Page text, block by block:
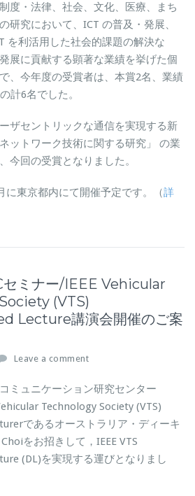
度・法律、社会、文化、医療、まち
研究において、ICT の普及・発展、
を利活用した社会的課題の解決な
展に貢献する顕著な業績を挙げた個
、今年度の受賞者は、本賞2名、業績
計6名でした。
ザセントリックな通信を実現する新
ットワーク技術に関する研究」 の業
今回の受賞となりました。
に東京都内にて開催予定です。（詳
セミナー/IEEE Vehicular
(VTS)
Lecture講演会開催のご案
Leave a comment
ミュニケーション研究センター
Technology Society (VTS)
であるオーストラリア・ディーキ
をお招きして，IEEE VTS
(DL)を実現する運びとなりまし